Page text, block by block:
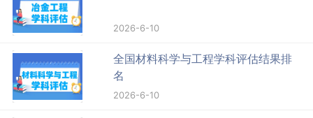
2026-6-10
全国材料科学与工程学科评估结果排
名
2026-6-10